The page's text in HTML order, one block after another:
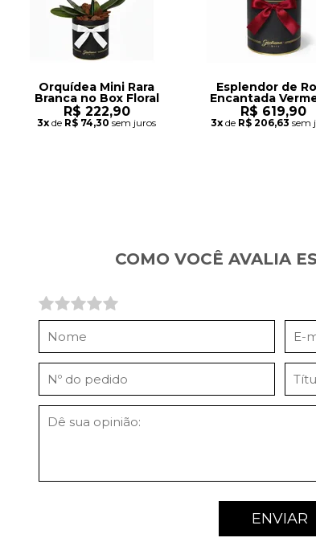
Orquídea Mini Rara
Branca no Box Floral
R$ 222,90
3xde R$ 74,30 sem juros
Esplendor de
Encantada
R$ 619,90
3xde R$ 206,63 sem
COMO VOCÊ AVALIA
ENVIAR